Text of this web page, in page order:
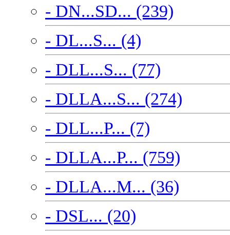
- DN...SD... (239)
- DL...S... (4)
- DLL...S... (77)
- DLLA...S... (274)
- DLL...P... (7)
- DLLA...P... (759)
- DLLA...M... (36)
- DSL... (20)